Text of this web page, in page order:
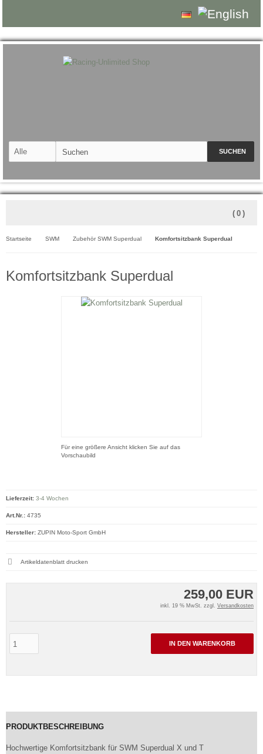
SUCHEN
( 0 )
Startseite SWM Zubehör SWM Superdual Komfortsitzbank Superdual
Komfortsitzbank Superdual
Für eine größere Ansicht klicken Sie auf das
Vorschaubild
259,00 EUR
inkl. 19 % MwSt. zzgl. Versandkosten
IN DEN WARENKORB
Lieferzeit: 3-4 Wochen
Art.Nr.: 4735
Hersteller: ZUPIN Moto-Sport GmbH
Artikeldatenblatt drucken
PRODUKTBESCHREIBUNG
Hochwertige Komfortsitzbank für SWM Superdual X und T